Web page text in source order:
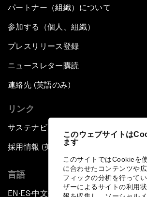
このウェブサイトは
ます
このサイトではCookieを
に合わせたコンテンツや
フィックの分析を行って
ザーによるサイトの利用
パートナー（組織）について
参加する（個人、組織）
プレスリリース登録
ニュースレター購読
連絡先 (英語のみ)
リンク
サステナビリティへの取り組み
採用情報 (英語のみ)
言語
EN ▪ ES▪中文▪ 日本語